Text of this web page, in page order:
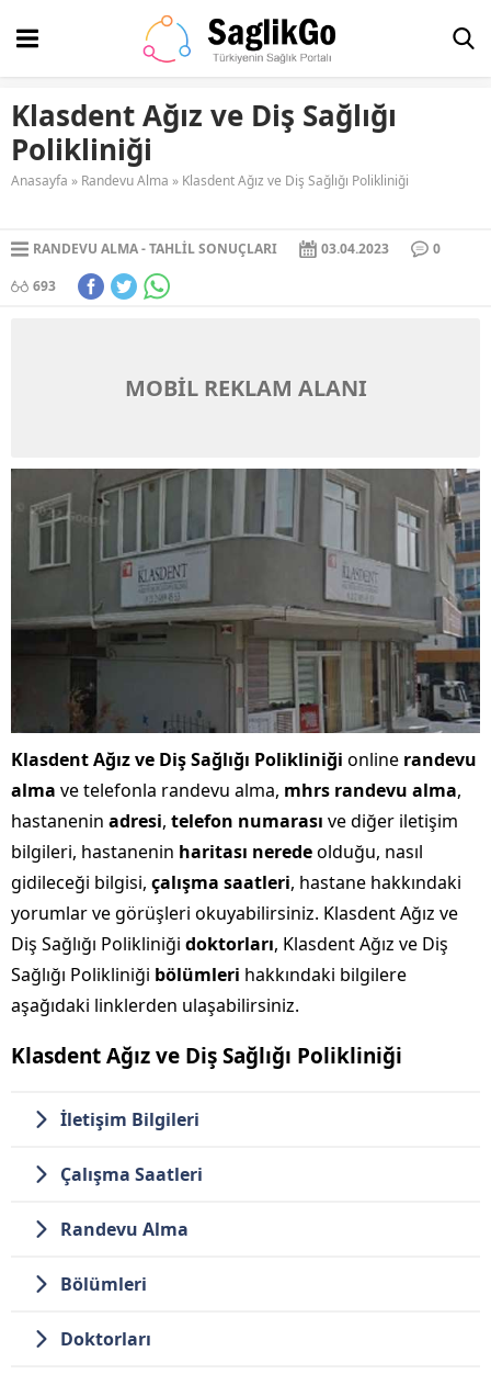
Klasdent Ağız ve Diş Sağlığı
Polikliniği
Anasayfa » Randevu Alma » Klasdent Ağız ve Diş Sağlığı Polikliniği
RANDEVU ALMA TAHLIL SONUÇLARI 03.04.2023
0
693
MOBİL REKLAM ALANI
Klasdent Ağız ve Diş Sağlığı Polikliniği online randevu
alma ve telefonla randevu alma, mhrs randevu alma,
hastanenin adresi, telefon numarası ve diğer iletişim
bilgileri, hastanenin haritası neredeolduğu, nasıl
gidileceği bilgisi, çalışma saatleri, hastane hakkındaki
yorumlar ve görüşleri okuyabilirsiniz. Klasdent Ağız ve
Diş Sağlığı Polikliniği doktorları, Klasdent Ağız ve Diş
Sağlığı Polikliniği bölümleri hakkındaki bilgilere
aşağıdaki linklerden ulaşabilirsiniz.
Klasdent Ağız ve Diş Sağlığı Polikliniği
İletişim Bilgileri
Çalışma Saatleri
Randevu Alma
Bölümleri
Doktorları